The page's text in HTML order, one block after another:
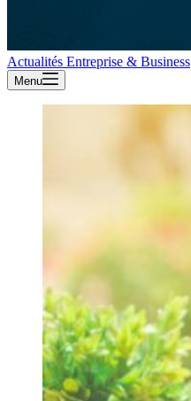
Actualités Entreprise & Business
Menu